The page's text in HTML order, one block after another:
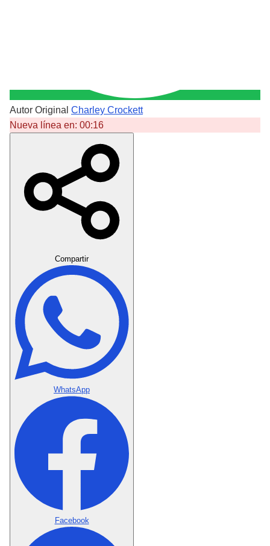
Autor Original Charley Crockett
Nueva línea en: 00:16
Compartir
WhatsApp
Facebook